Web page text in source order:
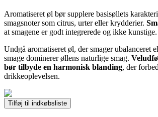
Aromatiseret øl bør supplere basisøllets
smagsnoter som citrus, urter eller krydderier.
at smagene er godt integrerede og ikke kunstige.
Undgå aromatiseret øl, der smager ubalanceret
smage dominerer øllens naturlige smag.
bør tilbyde en harmonisk blanding, der
drikkeoplevelsen.
Tilføj til indkøbsliste